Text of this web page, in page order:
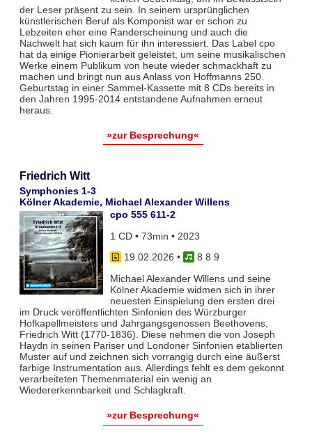
der Leser präsent zu sein. In seinem ursprünglichen
künstlerischen Beruf als Komponist war er schon zu
Lebzeiten eher eine Randerscheinung und auch die
Nachwelt hat sich kaum für ihn interessiert. Das Label cpo
hat da einige Pionierarbeit geleistet, um seine musikalischen
Werke einem Publikum von heute wieder schmackhaft zu
machen und bringt nun aus Anlass von Hoffmanns 250.
Geburtstag in einer Sammel-Kassette mit 8 CDs bereits in
den Jahren 1995-2014 entstandene Aufnahmen erneut
heraus.
»zur Besprechung«
Friedrich Witt
Symphonies 1-3
Kölner Akademie, Michael Alexander Willens
cpo 555 611-2
1 CD • 73min • 2023
19.02.2026 •
8 8 9
Michael Alexander Willens und seine
Kölner Akademie widmen sich in ihrer
neuesten Einspielung den ersten drei
im Druck veröffentlichten Sinfonien des Würzburger
Hofkapellmeisters und Jahrgangsgenossen Beethovens,
Friedrich Witt (1770-1836). Diese nehmen die von Joseph
Haydn in seinen Pariser und Londoner Sinfonien etablierten
Muster auf und zeichnen sich vorrangig durch eine äußerst
farbige Instrumentation aus. Allerdings fehlt es dem gekonnt
verarbeiteten Themenmaterial ein wenig an
Wiedererkennbarkeit und Schlagkraft.
»zur Besprechung«